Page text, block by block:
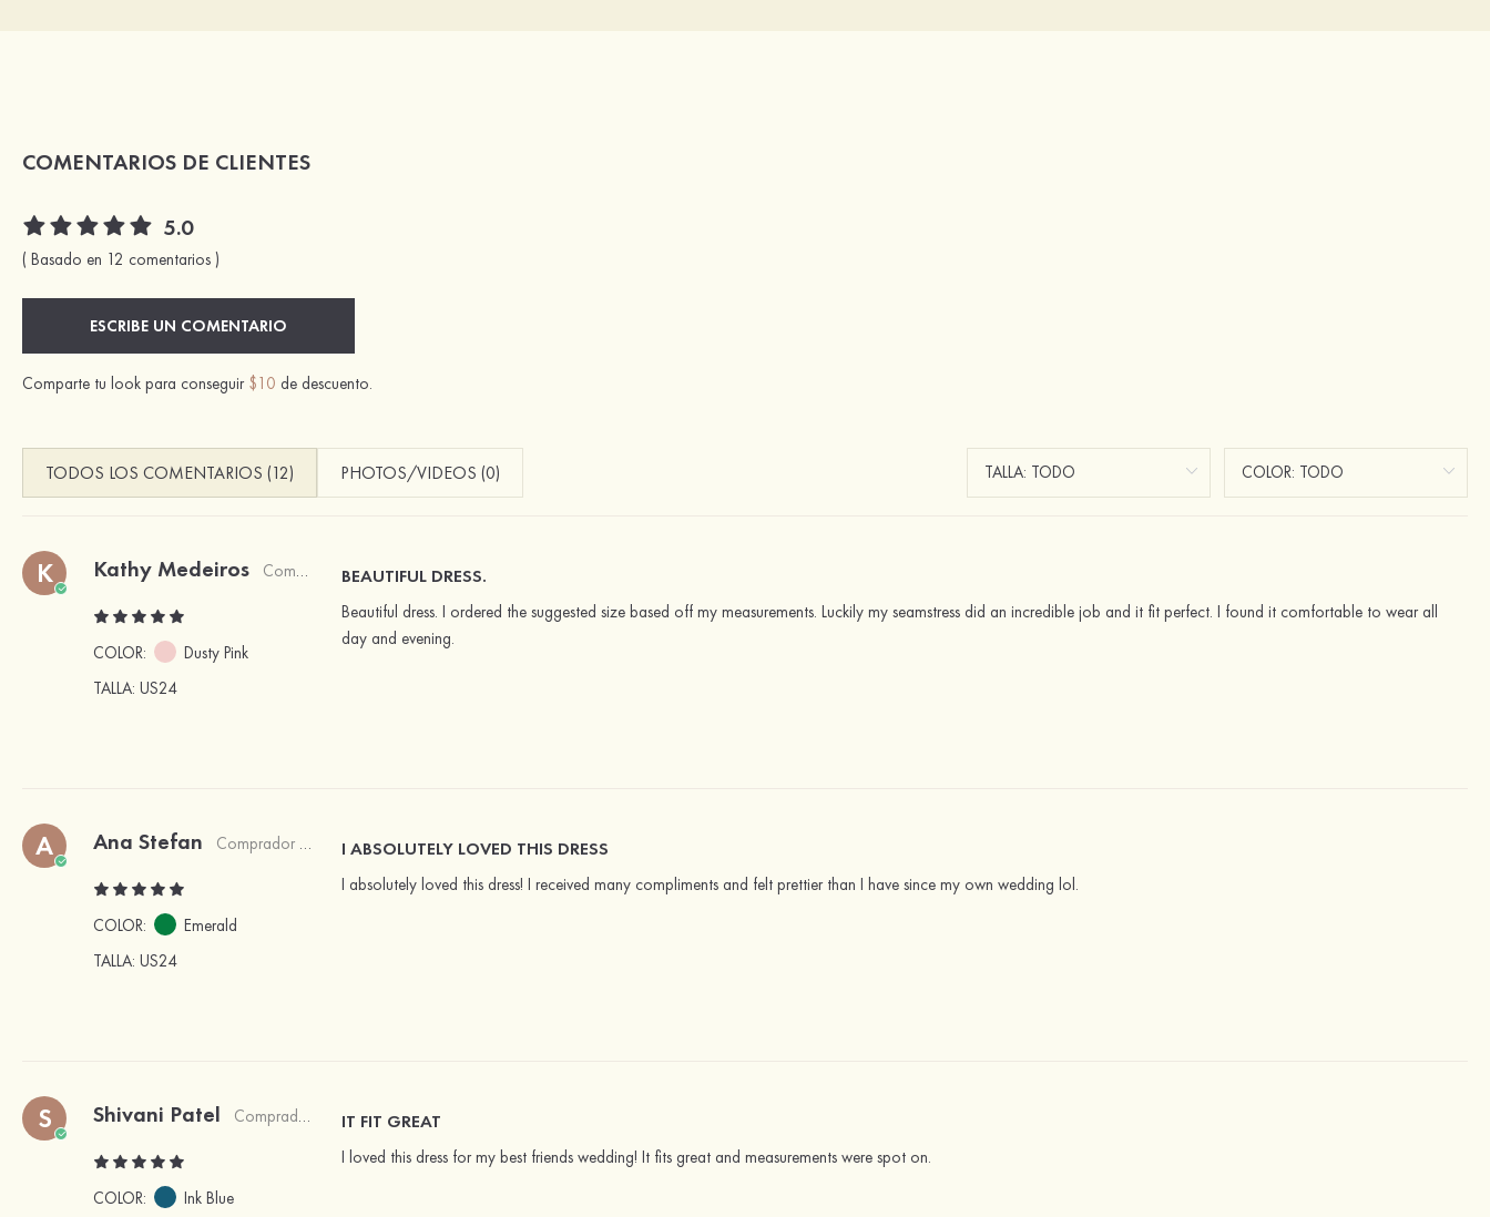
COMENTARIOS DE CLIENTES
5.0
( Basado en 12 comentarios )
ESCRIBE UN COMENTARIO
Comparte tu look para conseguir $10 de descuento.
TODOS LOS COMENTARIOS (12) PHOTOS/VIDEOS (0)
K Kathy Medeiros Comprador verificado
COLOR:
Dusty Pink
TALLA: US24
BEAUTIFUL DRESS.
Beautiful dress. I ordered the suggested size based off my measurements. Luckily my seamstress did an incredible job and it fit perfect. I found it comfortable to wear all
day and evening.
A Ana Stefan Comprador verificado
COLOR:
Emerald
TALLA: US24
I ABSOLUTELY LOVED THIS DRESS
I absolutely loved this dress! I received many compliments and felt prettier than I have since my own wedding lol.
S Shivani Patel Comprador verificado
COLOR: Ink Blue
IT FIT GREAT
I loved this dress for my best friends wedding! It fits great and measurements were spot on.